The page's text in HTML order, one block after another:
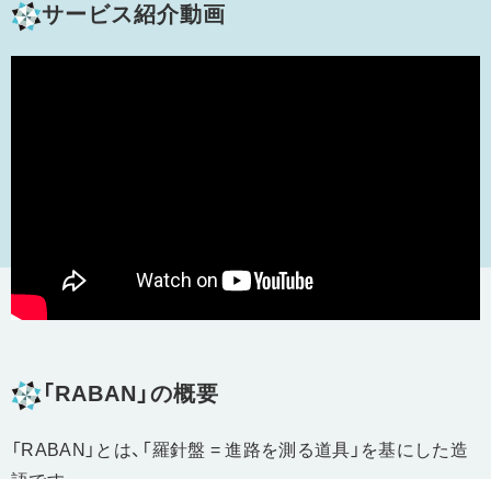
サービス紹介動画
「RABAN」の概要
「RABAN」とは、「羅針盤 = 進路を測る道具」を基にした造